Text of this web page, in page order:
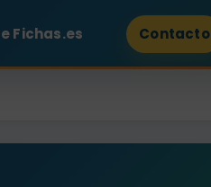
Fichas.es Contacto